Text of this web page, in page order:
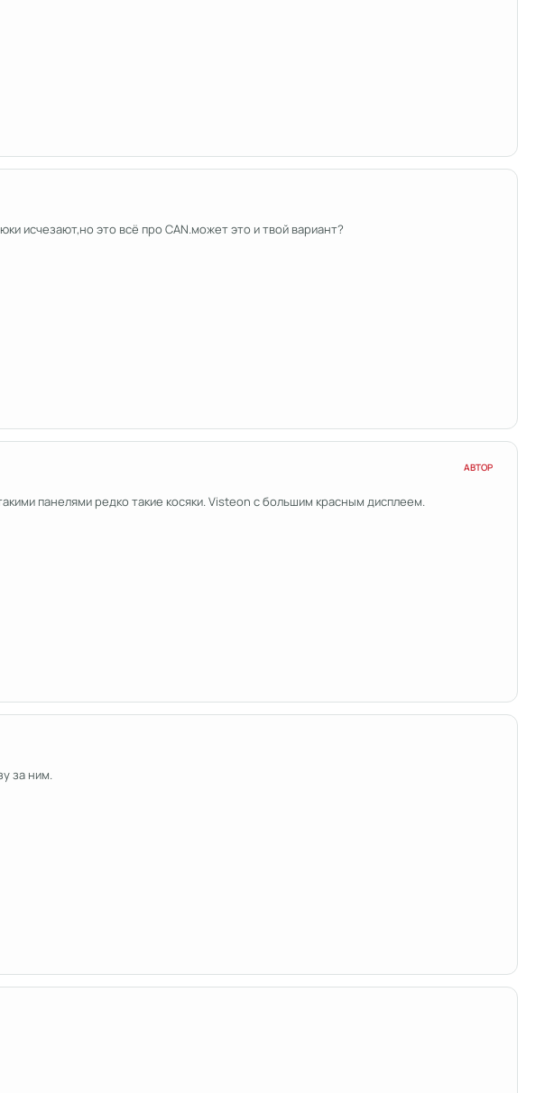
исчезают,но это всё про CAN.может это и твой вариант?
АВТОР
панелями редко такие косяки. Visteon с большим красным дисплеем.
за ним.